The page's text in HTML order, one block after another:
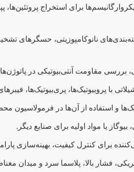
برای استخراج پروتئین‌ها،
نانوکامپوزیتی، حسگرهای
مقاومت آنتی‌بیوتیکی در
با پروبیوتیک‌ها، پری‌بیوتیک‌ها،
و استفاده از آن‌ها در فرمولاسیون
یا مواد اولیه برای صنایع دیگر.
برای کنترل کیفیت، بهینه‌سازی
فشار بالا، پلاسما سرد و میدان